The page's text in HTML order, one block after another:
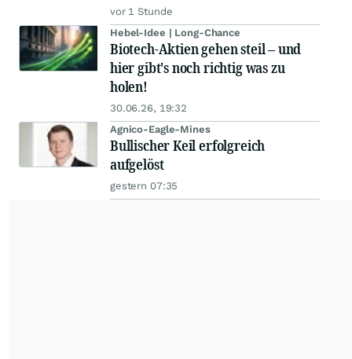
vor 1 Stunde
Hebel-Idee | Long-Chance
Biotech-Aktien gehen steil – und
hier gibt's noch richtig was zu
holen!
30.06.26, 19:32
Agnico-Eagle-Mines
Bullischer Keil erfolgreich
aufgelöst
gestern 07:35